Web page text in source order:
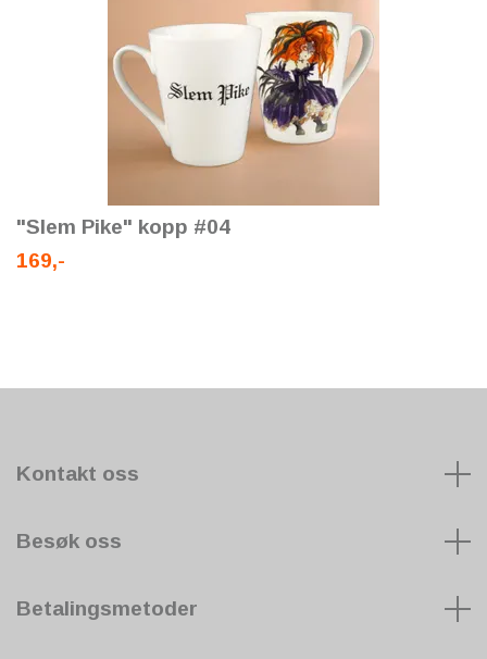
"Slem Pike" kopp #04
169,-
Kontakt oss
Besøk oss
Betalingsmetoder